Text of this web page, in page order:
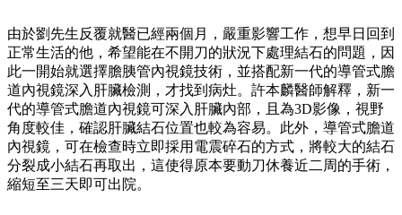
由於劉先生反覆就醫已經兩個月，嚴重影響工作，想早日回到
正常生活的他，希望能在不開刀的狀況下處理結石的問題，因
此一開始就選擇膽胰管內視鏡技術，並搭配新一代的導管式膽
道內視鏡深入肝臟檢測，才找到病灶。許本麟醫師解釋，新一
代的導管式膽道內視鏡可深入肝臟內部，且為3D影像，視野
角度較佳，確認肝臟結石位置也較為容易。此外，導管式膽道
內視鏡，可在檢查時立即採用電震碎石的方式，將較大的結石
分裂成小結石再取出，這使得原本要動刀休養近二周的手術，
縮短至三天即可出院。